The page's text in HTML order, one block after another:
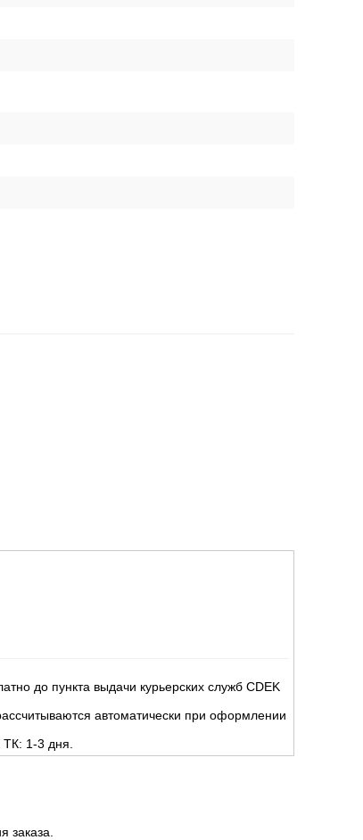
до пункта выдачи курьерских служб CDEK
автоматически при оформлении
ТК: 1-3 дня.
заказа.